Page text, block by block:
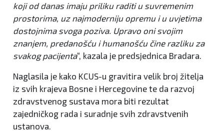
koji od danas imaju priliku raditi u suvremenim
prostorima, uz najmoderniju opremu i u uvjetima
dostojnima svoga poziva. Upravo oni svojim
znanjem, predanošću i humanošću čine razliku za
svakog pacijenta“, kazala je predsjednica Bradara.
Naglasila je kako KCUS-u gravitira velik broj žitelja
iz svih krajeva Bosne i Hercegovine te da razvoj
zdravstvenog sustava mora biti rezultat
zajedničkog rada i suradnje svih zdravstvenih
ustanova.